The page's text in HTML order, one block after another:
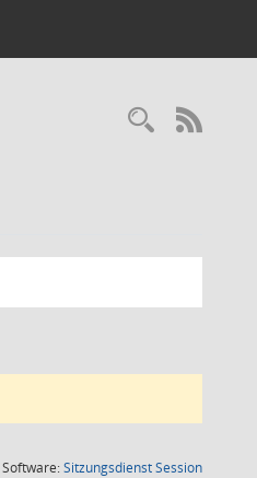
Software:SitzungsdienstSession(Wird in